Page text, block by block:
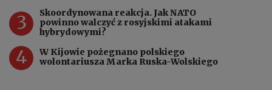
3
Skoordynowana reakcja. Jak NATO
powinno walczyć z rosyjskimi atakami
hybrydowymi?
4
W Kijowie pożegnano polskiego
wolontariusza Marka Ruska-Wolskiego